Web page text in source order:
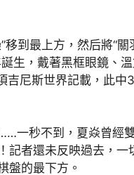
到最上方，然后將“關
生，戴著黑框眼鏡、
吉尼斯世界記載，此中3
秒不到，夏焱曾經雙
記者還未反映過去，
盤的最下方。